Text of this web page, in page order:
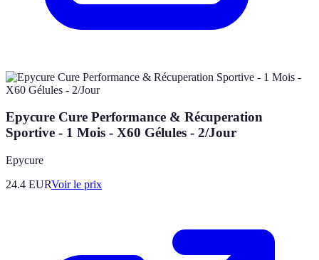
Epycure Cure Performance & Récuperation
Sportive - 1 Mois - X60 Gélules - 2/Jour
Epycure
24.4 EURVoir le prix